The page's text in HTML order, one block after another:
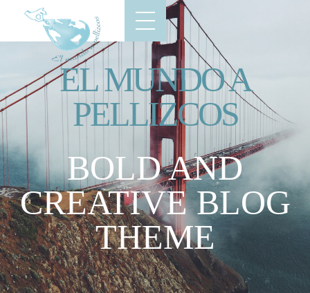
EL MUNDO A
PELLIZCOS
BOLD AND
CREATIVE BLOG
THEME